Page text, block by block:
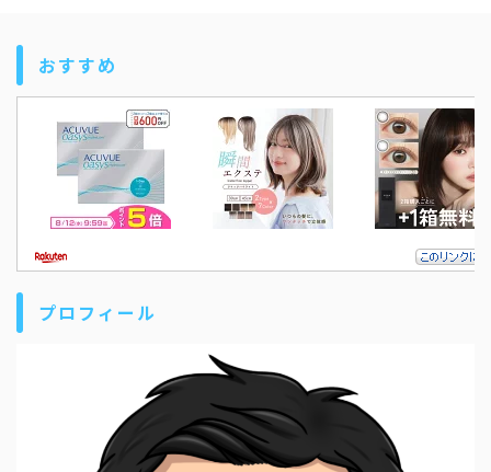
おすすめ
プロフィール